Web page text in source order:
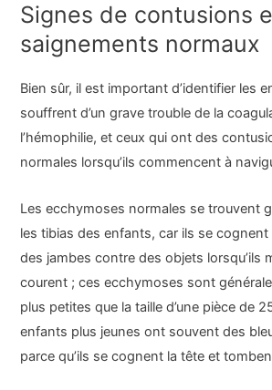
Signes de contusions
saignements normaux
Bien sûr, il est important d’identifier les
souffrent d’un grave trouble de la
l’hémophilie, et ceux qui ont des
normales lorsqu’ils commencent à
Les ecchymoses normales se trouvent
les tibias des enfants, car ils se
des jambes contre des objets lorsqu’ils
courent ; ces ecchymoses sont
plus petites que la taille d’une pièce de
enfants plus jeunes ont souvent des
parce qu’ils se cognent la tête et